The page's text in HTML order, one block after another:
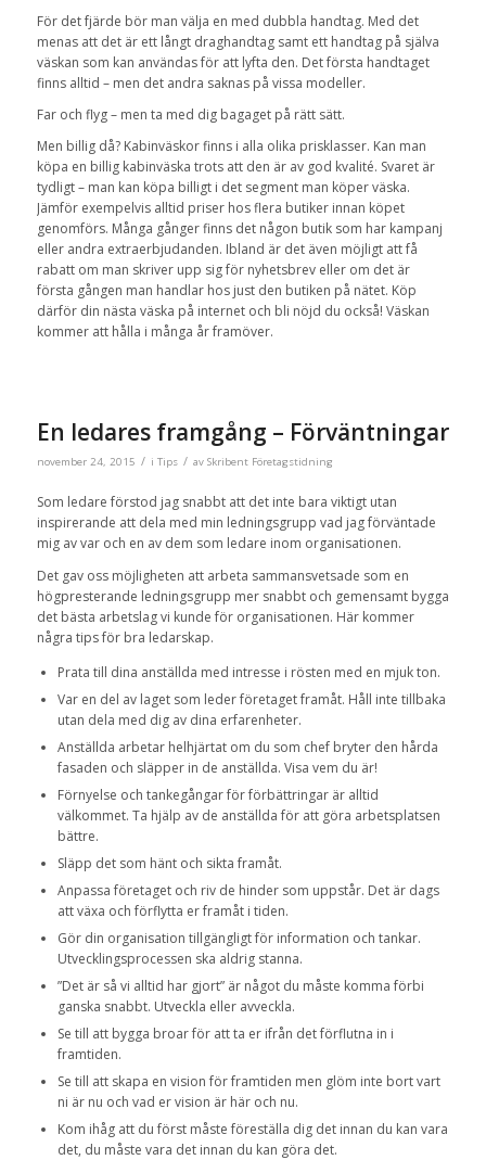
För det fjärde bör man välja en med dubbla handtag. Med det
menas att det är ett långt draghandtag samt ett handtag på själva
väskan som kan användas för att lyfta den. Det första handtaget
finns alltid – men det andra saknas på vissa modeller.
Far och flyg – men ta med dig bagaget på rätt sätt.
Men billig då? Kabinväskor finns i alla olika prisklasser. Kan man
köpa en billig kabinväska trots att den är av god kvalité. Svaret är
tydligt – man kan köpa billigt i det segment man köper väska.
Jämför exempelvis alltid priser hos flera butiker innan köpet
genomförs. Många gånger finns det någon butik som har kampanj
eller andra extraerbjudanden. Ibland är det även möjligt att få
rabatt om man skriver upp sig för nyhetsbrev eller om det är
första gången man handlar hos just den butiken på nätet. Köp
därför din nästa väska på internet och bli nöjd du också! Väskan
kommer att hålla i många år framöver.
En ledares framgång – Förväntningar
november 24, 2015 / i Tips / av Skribent Företagstidning
Som ledare förstod jag snabbt att det inte bara viktigt utan
inspirerande att dela med min ledningsgrupp vad jag förväntade
mig av var och en av dem som ledare inom organisationen.
Det gav oss möjligheten att arbeta sammansvetsade som en
högpresterande ledningsgrupp mer snabbt och gemensamt bygga
det bästa arbetslag vi kunde för organisationen. Här kommer
några tips för bra ledarskap.
Prata till dina anställda med intresse i rösten med en mjuk ton.
Var en del av laget som leder företaget framåt. Håll inte tillbaka
utan dela med dig av dina erfarenheter.
Anställda arbetar helhjärtat om du som chef bryter den hårda
fasaden och släpper in de anställda. Visa vem du är!
Förnyelse och tankegångar för förbättringar är alltid
välkommet. Ta hjälp av de anställda för att göra arbetsplatsen
bättre.
Släpp det som hänt och sikta framåt.
Anpassa företaget och riv de hinder som uppstår. Det är dags
att växa och förflytta er framåt i tiden.
Gör din organisation tillgängligt för information och tankar.
Utvecklingsprocessen ska aldrig stanna.
”Det är så vi alltid har gjort” är något du måste komma förbi
ganska snabbt. Utveckla eller avveckla.
Se till att bygga broar för att ta er ifrån det förflutna in i
framtiden.
Se till att skapa en vision för framtiden men glöm inte bort vart
ni är nu och vad er vision är här och nu.
Kom ihåg att du först måste föreställa dig det innan du kan vara
det, du måste vara det innan du kan göra det.